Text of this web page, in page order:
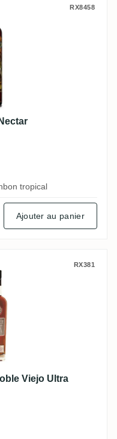
The NectarRX8458
tropical
Ajouter au panier
Roble Viejo
RX381
Viejo Ultra